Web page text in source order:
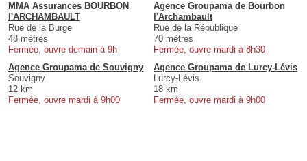
MMA Assurances BOURBON
l'ARCHAMBAULT
Rue de la Burge
48 mètres
Fermée, ouvre demain à 9h
Agence Groupama de Bourbon
l'Archambault
Rue de la République
70 mètres
Fermée, ouvre mardi à 8h30
Agence Groupama de Souvigny
Souvigny
12 km
Fermée, ouvre mardi à 9h00
Agence Groupama de Lurcy-Lévis
Lurcy-Lévis
18 km
Fermée, ouvre mardi à 9h00